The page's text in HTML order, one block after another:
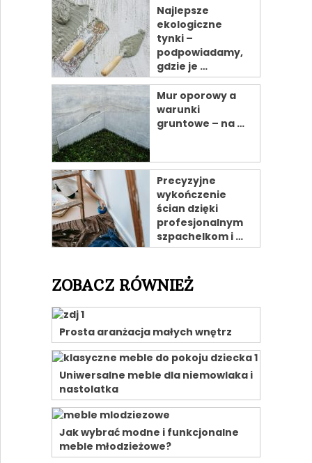
Najlepsze
ekologiczne
tynki –
podpowiadamy,
gdzie je …
Mur oporowy a
warunki
gruntowe – na …
Precyzyjne
wykończenie
ścian dzięki
profesjonalnym
szpachelkom i …
ZOBACZ RÓWNIEŻ
Prosta aranżacja małych wnętrz
Uniwersalne meble dla niemowlaka i
nastolatka
Jak wybrać modne i funkcjonalne
meble młodzieżowe?